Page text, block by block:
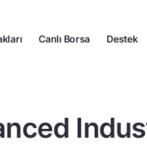
Canlı Borsa Destek